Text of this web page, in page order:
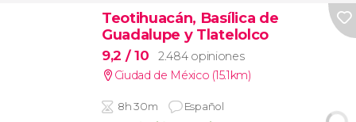
Teotihuacán, Basílica de
Guadalupe y Tlatelolco
9,2 / 10
2.484 opiniones
Ciudad de México (15.1km)
8h 30m Español